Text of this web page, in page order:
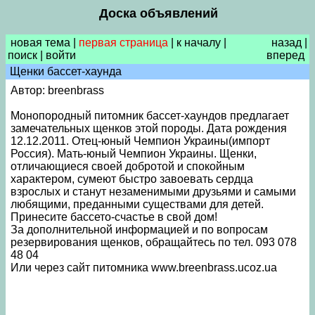
Доска объявлений
новая тема первая страница к началу
поиск
войти
назад
вперед
Щенки бассет-хаунда
Автор: breenbrass
Монопородный питомник бассет-хаундов предлагает
замечательных щенков этой породы. Дата рождения
12.12.2011. Отец-юный Чемпион Украины(импорт
Россия). Мать-юный Чемпион Украины. Щенки,
отличающиеся своей добротой и спокойным
характером, сумеют быстро завоевать сердца
взрослых и станут незаменимыми друзьями и самыми
любящими, преданными существами для детей.
Принесите бассето-счастье в свой дом!
За дополнительной информацией и по вопросам
резервирования щенков, обращайтесь по тел. 093 078
48 04
Или через сайт питомника www.breenbrass.ucoz.ua